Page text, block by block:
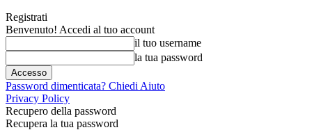
Registrati
Benvenuto! Accedi al tuo account
il tuo username
la tua password
Password dimenticata? Chiedi Aiuto
Privacy Policy
Recupero della password
Recupera la tua password